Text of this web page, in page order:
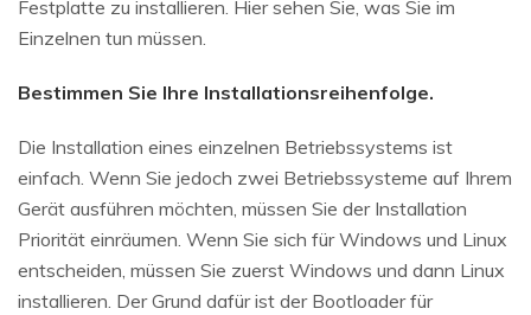
Festplatte zu installieren. Hier sehen Sie, was Sie im
Einzelnen tun müssen.
Bestimmen Sie Ihre Installationsreihenfolge.
Die Installation eines einzelnen Betriebssystems ist
einfach. Wenn Sie jedoch zwei Betriebssysteme auf Ihrem
Gerät ausführen möchten, müssen Sie der Installation
Priorität einräumen. Wenn Sie sich für Windows und Linux
entscheiden, müssen Sie zuerst Windows und dann Linux
installieren. Der Grund dafür ist der Bootloader für